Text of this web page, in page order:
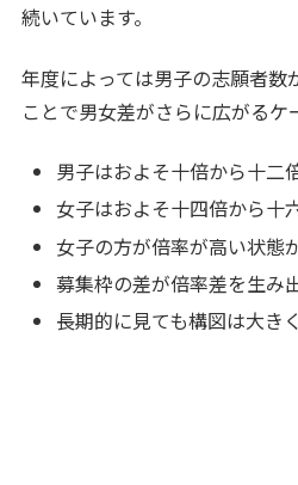
続いています。
年度によっては男子の志願者数
ことで男女差がさらに広がるケ
男子はおよそ十倍から十二
女子はおよそ十四倍から十
女子の方が倍率が高い状態
募集枠の差が倍率差を生み
長期的に見ても構図は大き